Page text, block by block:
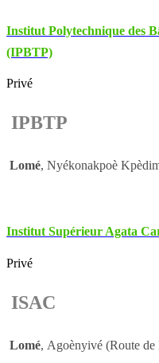
Institut Polytechnique des
(IPBTP)
Privé
IPBTP
Lomé, Nyékonakpoè
Institut Supérieur Agata
Privé
ISAC
Lomé, Agoènyivé (Route